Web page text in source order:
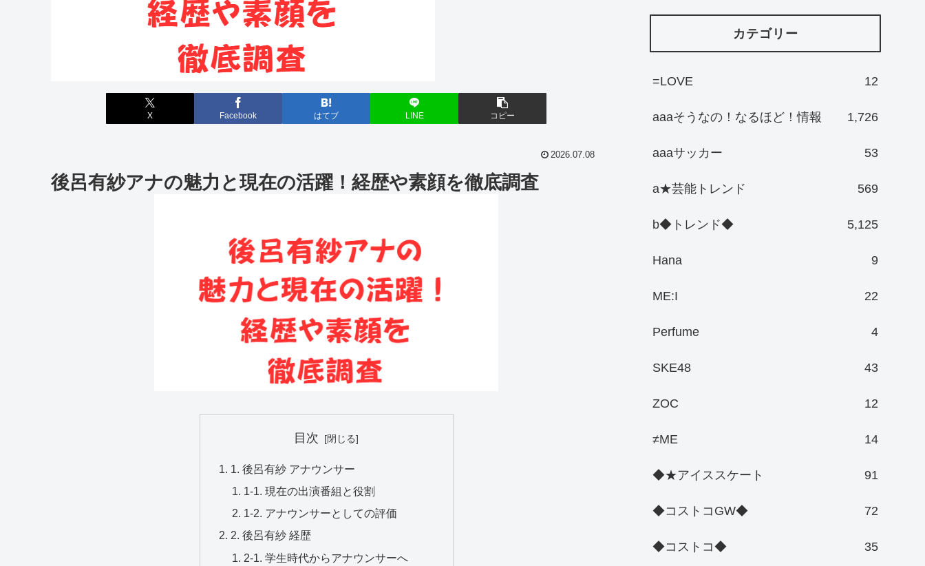
X Facebook はてブ LINE コピー
2026.07.08
後呂有紗アナの魅力と現在の活躍！経歴や素顔を徹底調査
目次
1. 後呂有紗 アナウンサー
1-1. 現在の出演番組と役割
1-2. アナウンサーとしての評価
2. 後呂有紗 経歴
2-1. 学生時代からアナウンサーへ
カテゴリー
=LOVE 12
aaaそうなの！なるほど！情報 1,726
aaaサッカー 53
a★芸能トレンド 569
b◆トレンド◆ 5,125
Hana 9
ME:I 22
Perfume 4
SKE48 43
ZOC 12
≠ME 14
◆★アイススケート 91
◆コストコGW◆ 72
◆コストコ◆ 35